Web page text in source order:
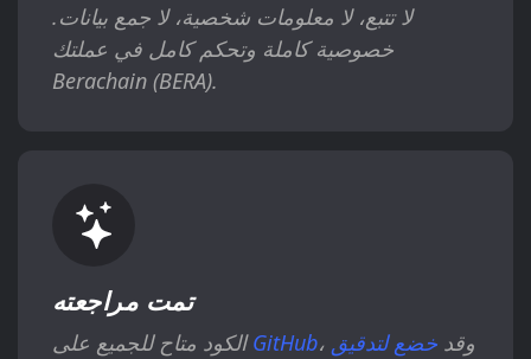
لا تتبع، لا معلومات شخصية، لا جمع بيانات.
خصوصية كاملة وتحكم كامل في عملتك
Berachain (BERA).
تمت مراجعته
الكود متاح للجميع علىGitHub ، وقدخضع لتدقيق